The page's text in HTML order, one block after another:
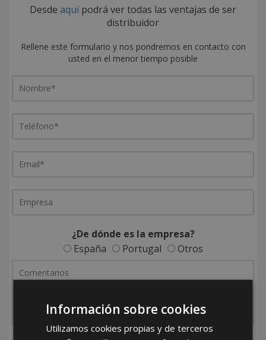
Desde aquípodrá ver todas las ventajas de ser
distribuidor
Rellene este formulario y nos pondremos en contacto con
usted en el menor tiempo posible
¿De dónde es la empresa?
España
Portugal Otros
Información sobre cookies
Utilizamos cookies propias y de terceros